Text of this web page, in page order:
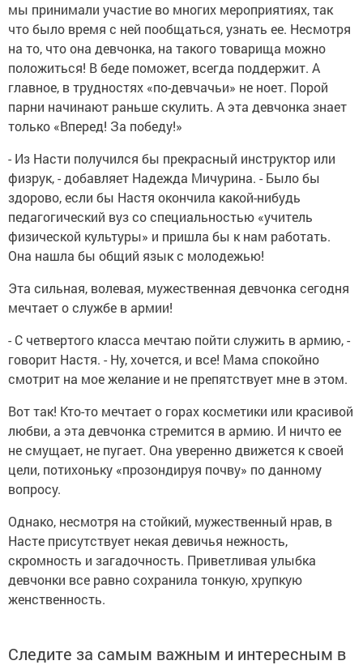
мы принимали участие во многих мероприятиях, так
что было время с ней пообщаться, узнать ее. Несмотря
на то, что она девчонка, на такого товарища можно
положиться! В беде поможет, всегда поддержит. А
главное, в трудностях «по-девчачьи» не ноет. Порой
парни начинают раньше скулить. А эта девчонка знает
только «Вперед! За победу!»
- Из Насти получился бы прекрасный инструктор или
физрук, - добавляет Надежда Мичурина. - Было бы
здорово, если бы Настя окончила какой-нибудь
педагогический вуз со специальностью «учитель
физической культуры» и пришла бы к нам работать.
Она нашла бы общий язык с молодежью!
Эта сильная, волевая, мужественная девчонка сегодня
мечтает о службе в армии!
- С четвертого класса мечтаю пойти служить в армию, -
говорит Настя. - Ну, хочется, и все! Мама спокойно
смотрит на мое желание и не препятствует мне в этом.
Вот так! Кто-то мечтает о горах косметики или красивой
любви, а эта девчонка стремится в армию. И ничто ее
не смущает, не пугает. Она уверенно движется к своей
цели, потихоньку «прозондируя почву» по данному
вопросу.
Однако, несмотря на стойкий, мужественный нрав, в
Насте присутствует некая девичья нежность,
скромность и загадочность. Приветливая улыбка
девчонки все равно сохранила тонкую, хрупкую
женственность.
Следите за самым важным и интересным в